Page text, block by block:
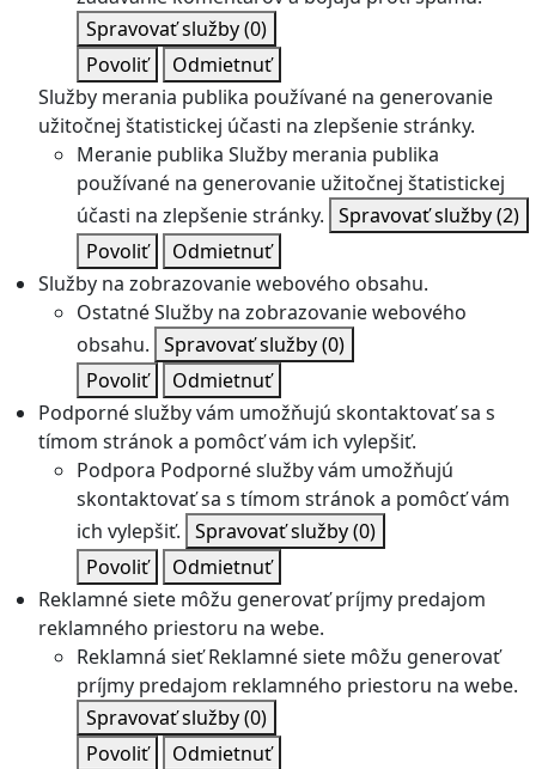
Spravovať služby(0)
Povoliť
Odmietnuť
Služby merania publika používané na generovanie
užitočnej štatistickej účasti na zlepšenie stránky.
Meranie publika Služby merania publika
používané na generovanie užitočnej štatistickej
účasti na zlepšenie stránky. Spravovať služby(2)
Povoliť
Odmietnuť
Služby na zobrazovanie webového obsahu.
OstatnéSlužby na zobrazovanie webového
obsahu. Spravovať služby(0)
Povoliť
Odmietnuť
Podporné služby vám umožňujú skontaktovať sa s
tímom stránok a pomôcť vám ich vylepšiť.
Podpora Podporné služby vám umožňujú
skontaktovať sa s tímom stránok a pomôcť vám
ich vylepšiť. Spravovať služby(0)
Povoliť
Odmietnuť
Reklamné siete môžu generovať príjmy predajom
reklamného priestoru na webe.
Reklamná sieť Reklamné siete môžu generovať
príjmy predajom reklamného priestoru na webe.
Spravovať služby(0)
Povoliť
Odmietnuť